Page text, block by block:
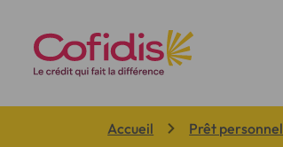
Vous êtes ici:
Accueil Prêt personnel